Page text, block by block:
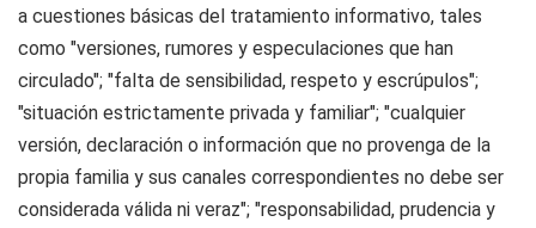
a cuestiones básicas del tratamiento informativo, tales
como "versiones, rumores y especulaciones que han
circulado"; "falta de sensibilidad, respeto y escrúpulos";
"situación estrictamente privada y familiar"; "cualquier
versión, declaración o información que no provenga de la
propia familia y sus canales correspondientes no debe ser
considerada válida ni veraz"; "responsabilidad, prudencia y